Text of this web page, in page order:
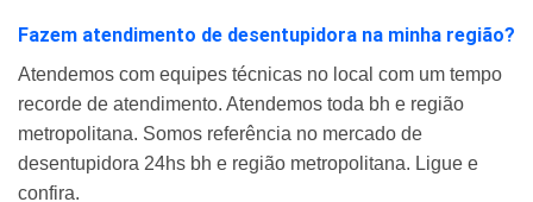
Fazem atendimento de desentupidora na minha região?
Atendemos com equipes técnicas no local com um tempo
recorde de atendimento. Atendemos toda bh e região
metropolitana. Somos referência no mercado de
desentupidora 24hs bh e região metropolitana. Ligue e
confira.